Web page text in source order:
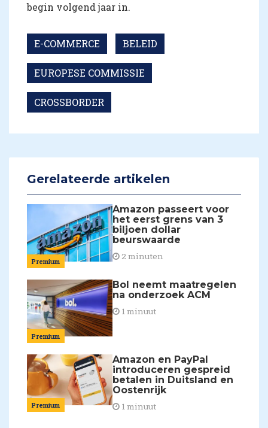
begin volgend jaar in.
E-COMMERCE BELEID
EUROPESE COMMISSIE
CROSSBORDER
Gerelateerde artikelen
Premium
Amazon passeert voor
het eerst grens van 3
biljoen dollar
beurswaarde
2 minuten
Premium
Bol neemt maatregelen
na onderzoek ACM
1 minuut
Premium
Amazon en PayPal
introduceren gespreid
betalen in Duitsland en
Oostenrijk
1 minuut